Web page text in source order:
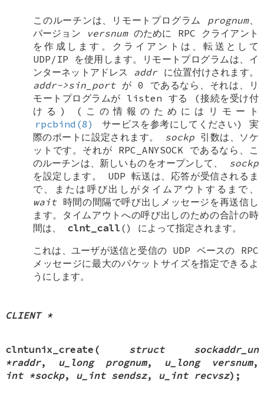
このルーチンは、リモートプログラム prognum、
バージョン
versnumのために RPC クライアント
を作成します。クライアントは、転送として
UDP/IP を使用します。リモートプログラムは、イ
ンターネットアドレス addrに位置付けされます。
addr->sin_portが 0 であるなら、それは、リ
モートプログラムが listen する (接続を受け付
ける) (この情報のためにはリモート
rpcbind(8)
サービスを参考にしてください) 実
際のポートに設定されます。 sockp 引数は、ソケ
ットです。それが RPC_ANYSOCK であるなら、こ
のルーチンは、新しいものをオープンして、 sockp
を設定します。 UDP 転送は、応答が受信されるま
で、または呼び出しがタイムアウトするまで、
wait時間の間隔で呼び出しメッセージを再送信し
ます。タイムアウトへの呼び出しのための合計の時
間は、 clnt_call () によって指定されます。
これは、ユーザが送信と受信の UDP ベースの RPC
メッセージに最大のパケットサイズを指定できるよ
うにします。
CLIENT *
clntunix_create ( struct sockaddr_un
*raddr, u_long prognum, u_long versnum,
int *sockp, u_int sendsz, u_int recvsz);